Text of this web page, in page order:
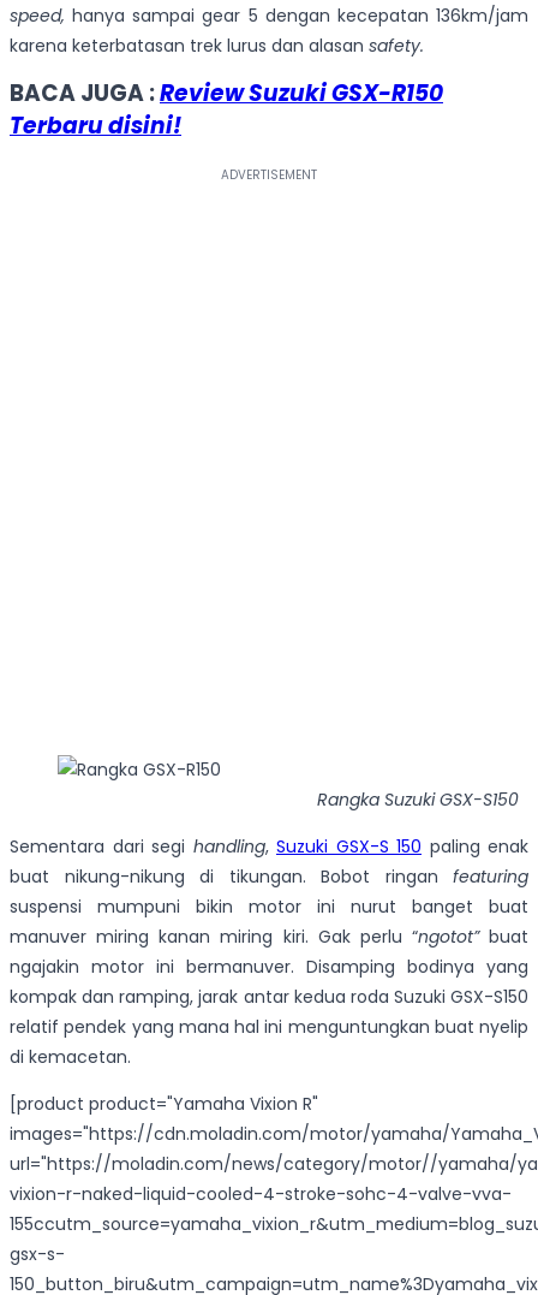
speed,hanya sampai gear 5 dengan kecepatan 136km/jam
karena keterbatasan trek lurus dan alasan safety.
BACA JUGA :ReviewSuzuki GSX-R150
Terbarudisini!
Rangka Suzuki GSX-S150
Sementara dari segi handling, Suzuki GSX-S 150 paling enak
buat nikung-nikung di tikungan. Bobot ringan featuring
suspensi mumpuni bikin motor ini nurut banget buat
manuver miring kanan miring kiri. Gak perlu “ngotot” buat
ngajakin motor ini bermanuver. Disamping bodinya yang
kompak dan ramping, jarak antar kedua roda Suzuki GSX-S150
relatif pendek yang mana hal ini menguntungkan buat nyelip
di kemacetan.
[product product="Yamaha Vixion R"
images="https://cdn.moladin.com/motor/yamaha/
url="https://moladin.com/news/category/motor//yamaha/
vixion-r-naked-liquid-cooled-4-stroke-sohc-4-valve-vva-
gsx-s-